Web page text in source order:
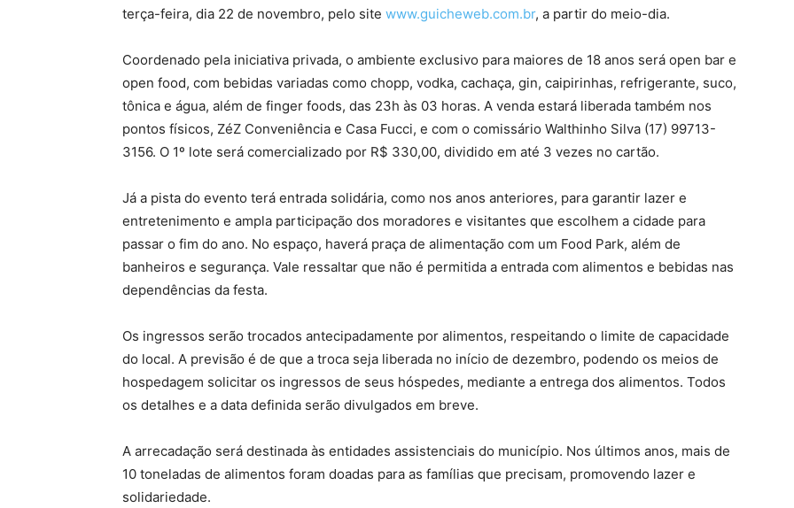
terça-feira, dia 22 de novembro, pelo site www.guicheweb.com.br, a partir do meio-dia.
Coordenado pela iniciativa privada, o ambiente exclusivo para maiores de 18 anos será open bar e
open food, com bebidas variadas como chopp, vodka, cachaça, gin, caipirinhas, refrigerante, suco,
tônica e água, além de finger foods, das 23h às 03 horas. A venda estará liberada também nos
pontos físicos, ZéZ Conveniência e Casa Fucci, e com o comissário Walthinho Silva (17) 99713-
3156. O 1º lote será comercializado por R$ 330,00, dividido em até 3 vezes no cartão.
Já a pista do evento terá entrada solidária, como nos anos anteriores, para garantir lazer e
entretenimento e ampla participação dos moradores e visitantes que escolhem a cidade para
passar o fim do ano. No espaço, haverá praça de alimentação com um Food Park, além de
banheiros e segurança. Vale ressaltar que não é permitida a entrada com alimentos e bebidas nas
dependências da festa.
Os ingressos serão trocados antecipadamente por alimentos, respeitando o limite de capacidade
do local. A previsão é de que a troca seja liberada no início de dezembro, podendo os meios de
hospedagem solicitar os ingressos de seus hóspedes, mediante a entrega dos alimentos. Todos
os detalhes e a data definida serão divulgados em breve.
A arrecadação será destinada às entidades assistenciais do município. Nos últimos anos, mais de
10 toneladas de alimentos foram doadas para as famílias que precisam, promovendo lazer e
solidariedade.